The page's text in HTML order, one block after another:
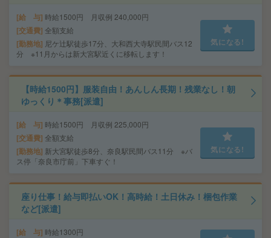
給 与 時給1500円 月収例 240,000円
交通費 全額支給
勤務地 尼ケ辻駅徒歩17分、大和西大寺駅民間バス12
分 ※11月からは新大宮駅近くに移転します！
気になる!
【時給1500円】服装自由！あんしん長期！残業なし！朝
ゆっくり＊事務[派遣]
給 与 時給1500円 月収例 225,000円
交通費 全額支給
勤務地 新大宮駅徒歩8分、奈良駅民間バス11分 ※バ
ス停「奈良市庁前」下車すぐ！
気になる!
座り仕事！給与即払いOK！高時給！土日休み！梱包作業
など[派遣]
給 与 時給1300円